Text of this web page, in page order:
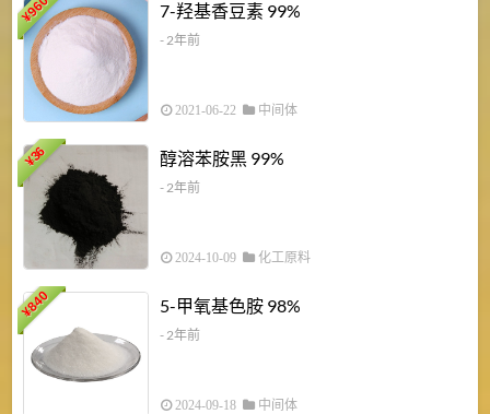
¥
960 7-羟基香豆素 99%
- 2年前
2021-06-22 中间体
¥
36 醇溶苯胺黑 99%
- 2年前
2024-10-09 化工原料
¥
840 5-甲氧基色胺 98%
- 2年前
2024-09-18 中间体